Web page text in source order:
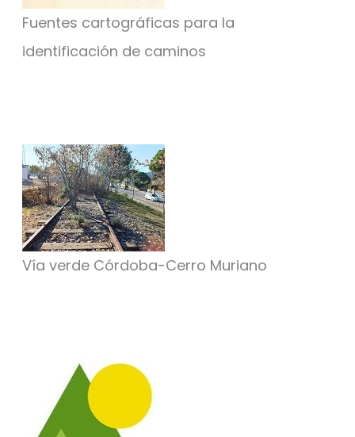
Fuentes cartográficas para la
identificación de caminos
Vía verde Córdoba-Cerro Muriano